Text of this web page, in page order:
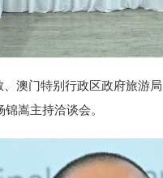
门特别行政区政府旅游
嵩主持洽谈会。